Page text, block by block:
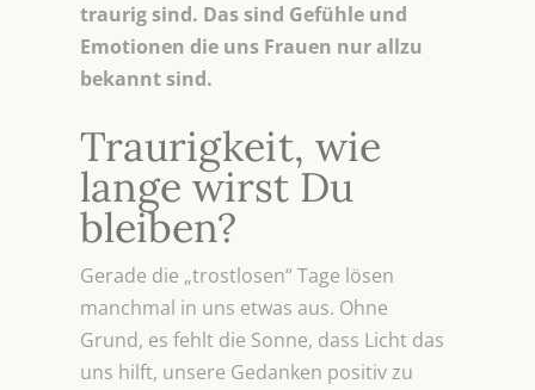
traurig sind. Dassind Gefühle und
Emotionen die uns Frauen nur allzu
bekannt sind.
Traurigkeit, wie
lange wirst Du
bleiben?
Gerade die „trostlosen“ Tage lösen
manchmal in uns etwas aus. Ohne
Grund, es fehlt die Sonne, dass Licht das
uns hilft, unsere Gedanken positiv zu